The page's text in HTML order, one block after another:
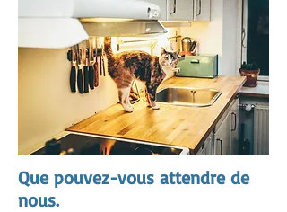
Que pouvez-vous attendre de
nous.